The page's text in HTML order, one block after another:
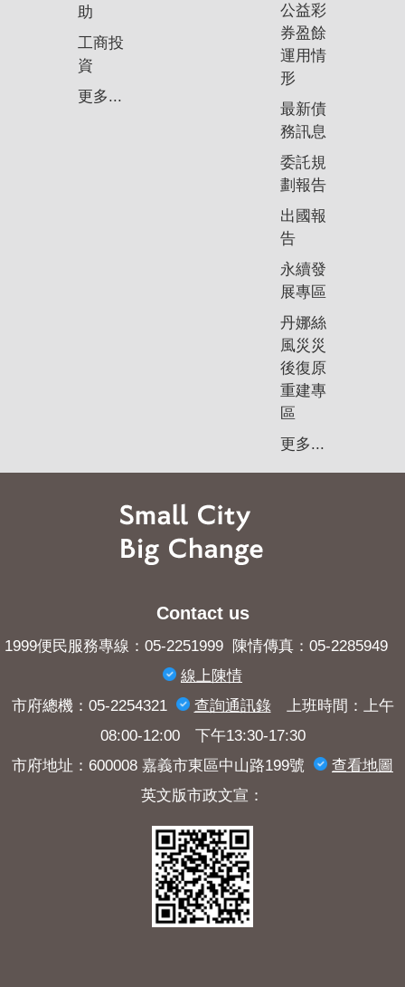
助
工商投
資
更多...
公益彩
券盈餘
運用情
形
最新債
務訊息
委託規
劃報告
出國報
告
永續發
展專區
丹娜絲
風災災
後復原
重建專
區
更多...
Contact us
1999便民服務專線：05-2251999 陳情傳真：05-2285949
線上陳情
市府總機：05-2254321
查詢​通訊錄上班時間：上午
08:00-12:00 下午13:30-17:30
市府地址：600008 嘉義市東區中山路199號
查看地圖
英文版市政文宣：